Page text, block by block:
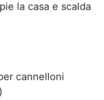
la casa e scalda
cannelloni